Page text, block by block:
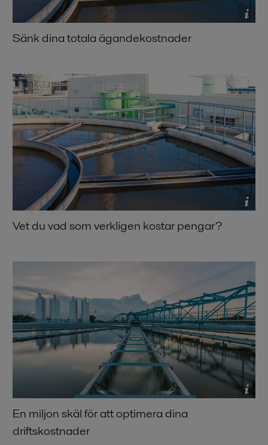
Sänk dina totala ägandekostnader
Vet du vad som verkligen kostar pengar
En miljon skäl för att optimera dina
driftskostnader